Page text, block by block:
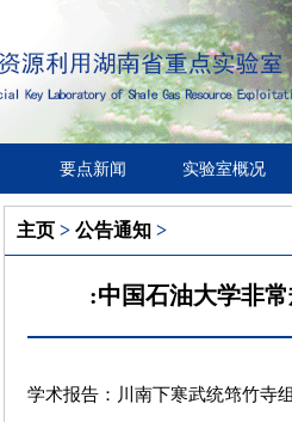
要点新闻 实验室概况
主页 > 公告通知 >
:中国石油大学非
学术报告：川南下寒武统筇竹寺